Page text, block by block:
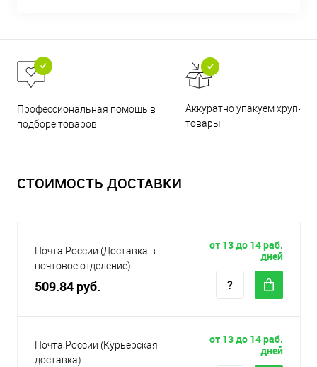
Профессиональная помощь в
подборе товаров
Аккуратно упакуем хрупкие
товары
СТОИМОСТЬ ДОСТАВКИ
Почта России (Доставка в
почтовое отделение)
509.84 руб.
от 13 до 14 раб.
дней
Почта России (Курьерская
доставка)
от 13 до 14 раб.
дней